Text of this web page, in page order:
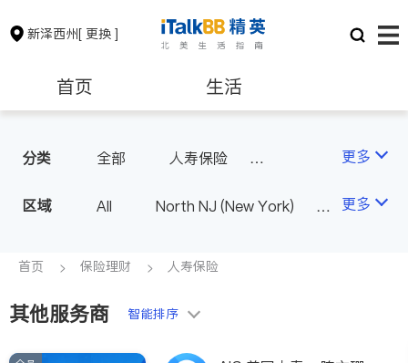
新泽西州[ 更换 ]
首页 生活
保险理财 房地产租售
银行贷款 会计师
建筑装修
分类 全部
人寿保险
更多
区域 All
North NJ (New York)
更多
首页 保险理财 人寿保险
其他服务商 智能排序